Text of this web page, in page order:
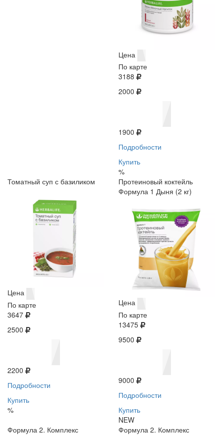
Цена
По карте
3188
2000
1900
Подробности
Купить
%
Томатный суп с базиликом
Цена
По карте
3647
2500
2200
Подробности
Купить
%
Протеиновый коктейль
Формула 1 Дыня (2 кг)
Цена
По карте
13475
9500
9000
Подробности
Купить
NEW
Формула 2. Комплекс
Формула 2. Комплекс